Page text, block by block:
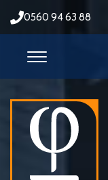
0560 94 63 88